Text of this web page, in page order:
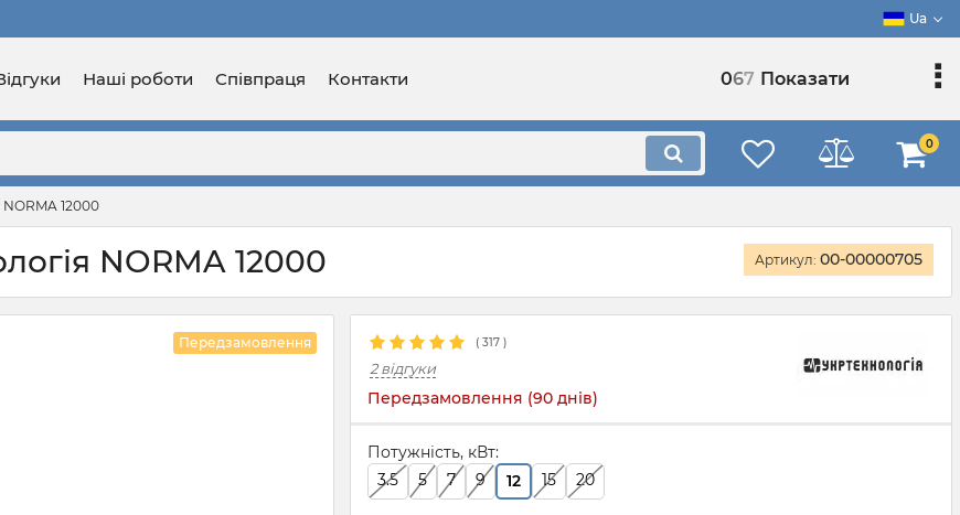
Ua
Наші роботи Співпраця Контакти 067 Показати
0
NORMA 12000
NORMA 12000 Артикул: 00-00000705
Передзамовлення ( 317 )
2 відгуки
Передзамовлення (90 днів)
Потужність, кВт:
3.5
5 7 9 12 15 20